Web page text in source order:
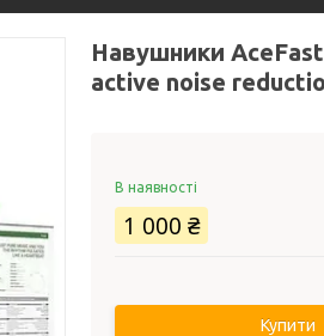
Навушники
active noise
В наявності
1 000 ₴
Купити